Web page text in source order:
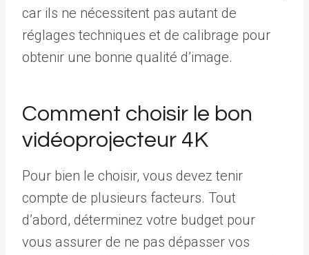
car ils ne nécessitent pas autant de
réglages techniques et de calibrage pour
obtenir une bonne qualité d’image.
Comment choisir le bon
vidéoprojecteur 4K
Pour bien le choisir, vous devez tenir
compte de plusieurs facteurs. Tout
d’abord, déterminez votre budget pour
vous assurer de ne pas dépasser vos